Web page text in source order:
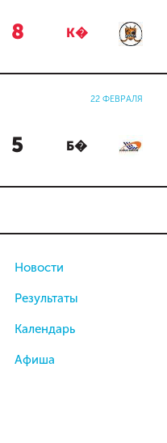
8 К�
22 ФЕВРАЛЯ
5 Б�
Новости
Результаты
Календарь
Афиша